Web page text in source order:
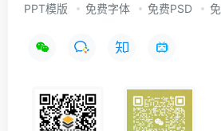
PPT模版 免费字体 免费PSD